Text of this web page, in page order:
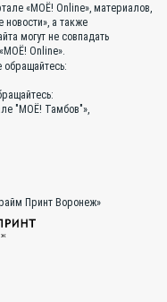
«МОЁ! Online», материалов,
а также
могут не совпадать
Online».
"МОЁ! Тамбов"»,
Принт Воронеж»